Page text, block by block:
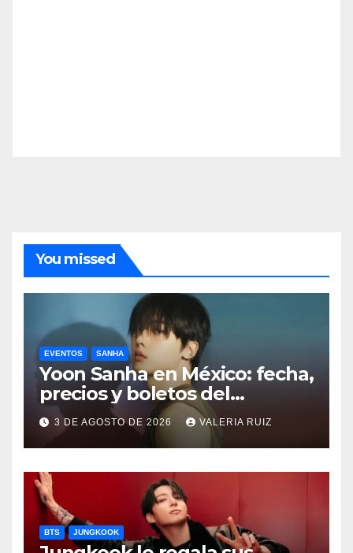
You missed
EVENTOS SANHA
Yoon Sanha en México: fecha,
precios y boletos del
FANCON
3 DE AGOSTO DE 2026 VALERIA RUIZ
BTS JUNGKOOK